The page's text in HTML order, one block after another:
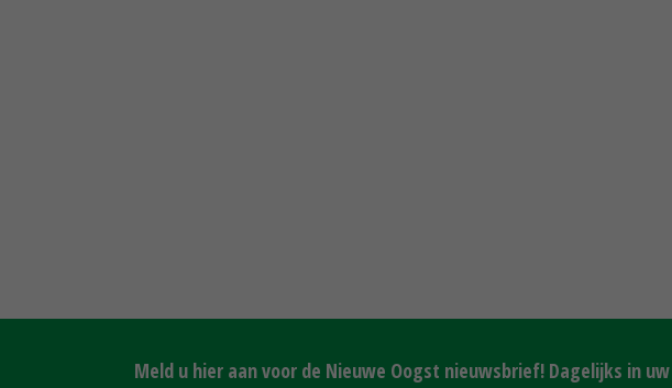
Meld u hier aan voor de Nieuwe Oogst nieuwsbrief! Dagelijks in